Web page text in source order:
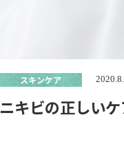
スキンケア
ニキビの正しい